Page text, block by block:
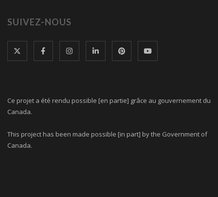
SUIVEZ-NOUS
Ce projet a été rendu possible [en partie] grâce au gouvernement du
Canada.
This project has been made possible [in part] by the Government of
Canada.